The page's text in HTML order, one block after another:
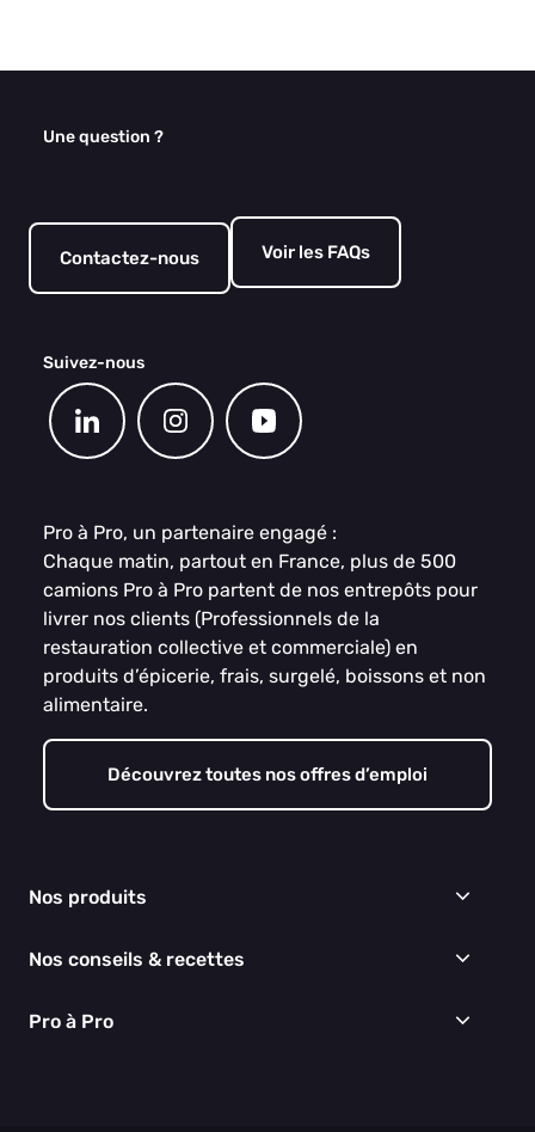
Une question ?
Contactez-nous Voir les FAQs
Suivez-nous
Pro à Pro, un partenaire engagé :
Chaque matin, partout en France, plus de 500
camions Pro à Pro partent de nos entrepôts pour
livrer nos clients (Professionnels de la
restauration collective et commerciale) en
produits d’épicerie, frais, surgelé, boissons et non
alimentaire.
Découvrez toutes nos offres d’emploi
Nos produits
Épicerie
Boissons
Nos conseils & recettes
Recettes
Pro à Pro